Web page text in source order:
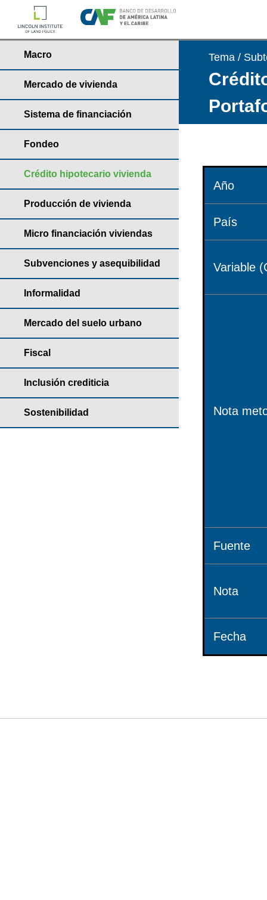
Macro
Mercado de vivienda
Sistema de financiación
Fondeo
Crédito hipotecario vivienda
Producción de vivienda
Micro financiación viviendas
Subvenciones y asequibilidad
Informalidad
Mercado del suelo urbano
Fiscal
Inclusión crediticia
Sostenibilidad
Tema /
Año
País
Variable
Nota
Fuente
Nota
Fecha